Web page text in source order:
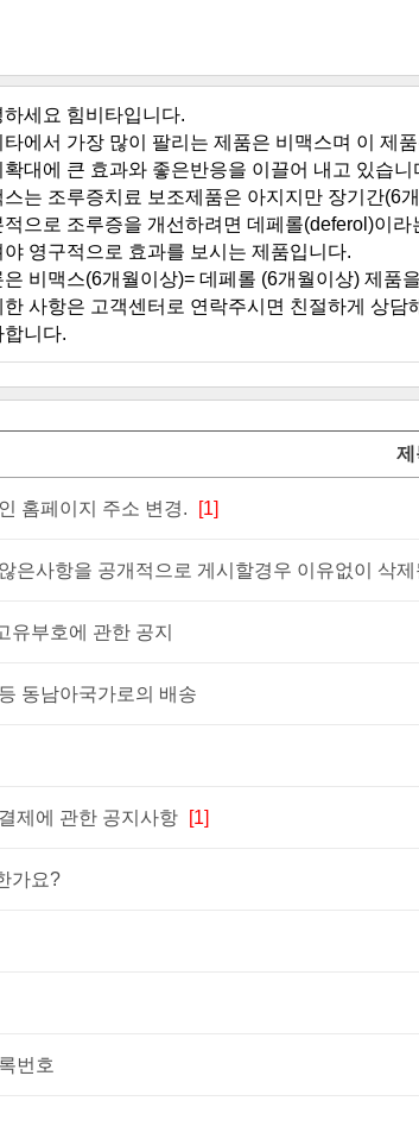
하세요 힘비타입니다.
타에서 가장 많이 팔리는 제품은 비맥스며 이 제
확대에 큰 효과와 좋은반응을 이끌어 내고 있습니
스는 조루증치료 보조제품은 아지지만 장기간(6
적으로 조루증을 개선하려면 데페롤(deferol)이
야 영구적으로 효과를 보시는 제품입니다.
은 비맥스(6개월이상)= 데페롤 (6개월이상) 제품
한 사항은 고객센터로 연락주시면 친절하게 상담
합니다.
제
홈페이지 주소 변경. [1]
은사항을 공개적으로 게시할경우 이유없이 삭제
유부호에 관한 공지
동남아국가로의 배송
제에 관한 공지사항 [1]
가요?
번호